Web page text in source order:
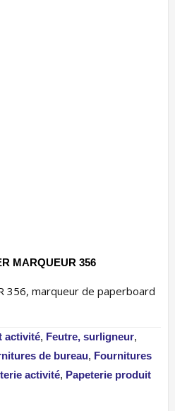
MARQUEUR 356
356, marqueur de paperboard
activité, Feutre, surligneur,
de bureau, Fournitures
activité, Papeterie produit